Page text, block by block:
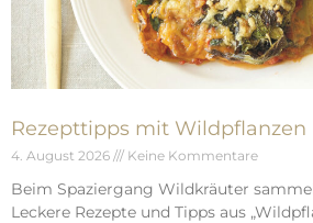
Rezepttipps mit Wildpflanzen
4. August 2026 Keine Kommentare
Beim Spaziergang Wildkräuter
Leckere Rezepte und Tipps aus